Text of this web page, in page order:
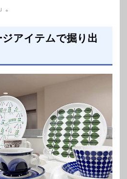
。
アイテムで掘り出